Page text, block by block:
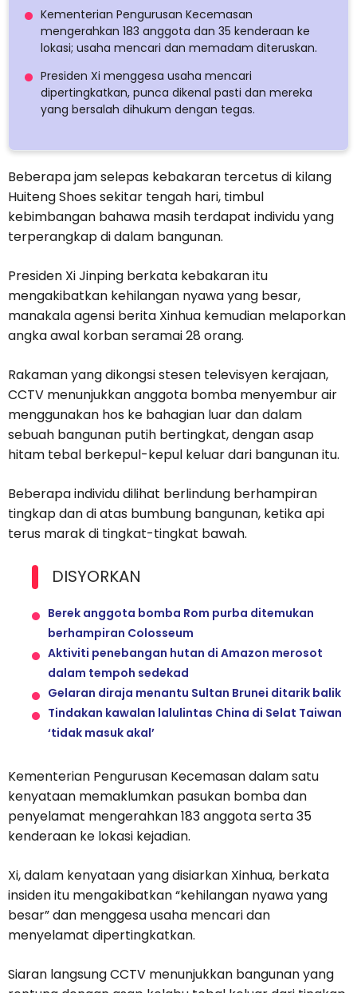
Kementerian Pengurusan Kecemasan
mengerahkan 183 anggota dan 35 kenderaan ke
lokasi; usaha mencari dan memadam diteruskan.
Presiden Xi menggesa usaha mencari
dipertingkatkan, punca dikenal pasti dan mereka
yang bersalah dihukum dengan tegas.
Beberapa jam selepas kebakaran tercetus di kilang
Huiteng Shoes sekitar tengah hari, timbul
kebimbangan bahawa masih terdapat individu yang
terperangkap di dalam bangunan.
Presiden Xi Jinping berkata kebakaran itu
mengakibatkan kehilangan nyawa yang besar,
manakala agensi berita Xinhua kemudian melaporkan
angka awal korban seramai 28 orang.
Rakaman yang dikongsi stesen televisyen kerajaan,
CCTV menunjukkan anggota bomba menyembur air
menggunakan hos ke bahagian luar dan dalam
sebuah bangunan putih bertingkat, dengan asap
hitam tebal berkepul-kepul keluar dari bangunan itu.
Beberapa individu dilihat berlindung berhampiran
tingkap dan di atas bumbung bangunan, ketika api
terus marak di tingkat-tingkat bawah.
DISYORKAN
Berek anggota bomba Rom purba ditemukan
berhampiran Colosseum
Aktiviti penebangan hutan di Amazon merosot
dalam tempoh sedekad
Gelaran diraja menantu Sultan Brunei ditarik balik
Tindakan kawalan lalulintas China di Selat Taiwan
‘tidak masuk akal’
Kementerian Pengurusan Kecemasan dalam satu
kenyataan memaklumkan pasukan bomba dan
penyelamat mengerahkan 183 anggota serta 35
kenderaan ke lokasi kejadian.
Xi, dalam kenyataan yang disiarkan Xinhua, berkata
insiden itu mengakibatkan “kehilangan nyawa yang
besar” dan menggesa usaha mencari dan
menyelamat dipertingkatkan.
Siaran langsung CCTV menunjukkan bangunan yang